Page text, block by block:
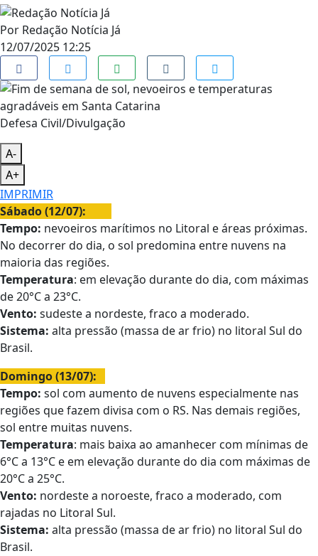
Por Redação Notícia Já
12/07/2025 12:25
Defesa Civil/Divulgação
A-
A+
IMPRIMIR
Sábado (12/07):
Tempo: nevoeiros marítimos no Litoral e áreas próximas.
No decorrer do dia, o sol predomina entre nuvens na
maioria das regiões.
Temperatura: em elevação durante do dia, com máximas
de 20°C a 23°C.
Vento: sudeste a nordeste, fraco a moderado.
Sistema: alta pressão (massa de ar frio) no litoral Sul do
Brasil.
Domingo (13/07):
Tempo: sol com aumento de nuvens especialmente nas
regiões que fazem divisa com o RS. Nas demais regiões,
sol entre muitas nuvens.
Temperatura: mais baixa ao amanhecer com mínimas de
6°C a 13°C e em elevação durante do dia com máximas de
20°C a 25°C.
Vento: nordeste a noroeste, fraco a moderado, com
rajadas no Litoral Sul.
Sistema: alta pressão (massa de ar frio) no litoral Sul do
Brasil.